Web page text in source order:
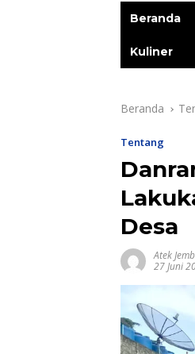
Beranda
Kuliner
Beranda
Tentang
Desa
Atek
27 Juni